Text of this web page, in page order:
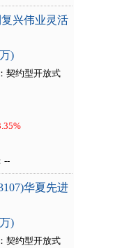
兴伟业灵活
)
契约型开放式
--
华夏先进
)
契约型开放式